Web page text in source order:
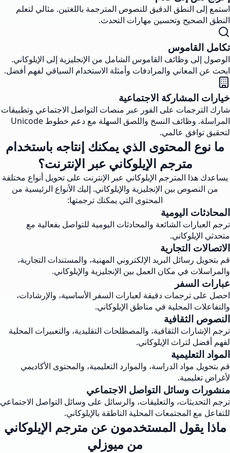
استمع إلى النطق الدقيق للنصوص المترجمة باللغتين. مثالي لتعلم
النطق الصحيح وتحسين مهارات التحدث.
تكامل القاموس
الوصول إلى وظائف القاموس الشامل من الإنجليزية إلى الإيلوكاني.
ابحث عن المعاني والمرادفات وأمثلة الاستخدام السياقي لفهم أفضل.
خيارات المشاركة الاجتماعية
شارك الترجمات على الفور عبر منصات التواصل الاجتماعي وتطبيقات
المراسلة. وظائف النسخ واللصق السهلة مع دعم خطوط Unicode
لتحقيق توافق عالمي.
ما نوع المحتوى الذي يمكنك إنتاجه باستخدام
مترجم الإيلوكاني عبر الإنترنت؟
يساعدك هذا المترجم الإيلوكاني عبر الإنترنت على تحويل أنواع مختلفة
من النصوص بين الإنجليزية والإيلوكاني. إليك الأنواع الرئيسية من
المحتوى التي يمكنك ترجمتها:
المحادثات اليومية
ترجم العبارات الشائعة والمحادثات اليومية للتواصل بفعالية مع
متحدثي الإيلوكاني.
الاتصالات التجارية
قم بتحويل رسائل البريد الإلكتروني المهنية، والمستندات التجارية،
والمراسلات في مكان العمل بين الإنجليزية والإيلوكاني.
عبارات السفر
احصل على ترجمات دقيقة لعبارات السفر الأساسية، والإرشادات،
والتفاعلات المحلية في مناطق الإيلوكاني.
النصوص الثقافية
ترجم الإشارات الثقافية، والمصطلحات التقليدية، والتعبيرات المحلية
لفهم أفضل لتراث الإيلوكاني.
المواد التعليمية
قم بتحويل مواد الدراسة، والموارد التعليمية، والمحتوى الأكاديمي
لأغراض تعليمية.
منشورات وسائل التواصل الاجتماعي
ترجم التحديثات، والتعليقات، والرسائل على وسائل التواصل الاجتماعي
للتفاعل مع المجتمعات المحلية الناطقة بالإيلوكاني.
ماذا يقول المستخدمون عن مترجم الإيلوكاني
من ميوزلي